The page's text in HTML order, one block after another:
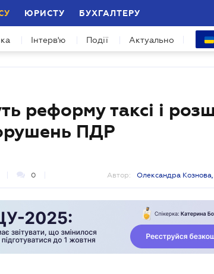
ЮРИСТУ БУХГАЛТЕРУ
Інтерв'ю Події Актуально
реформу таксі і
ПДР
0 Автор: Олександра Кознова,